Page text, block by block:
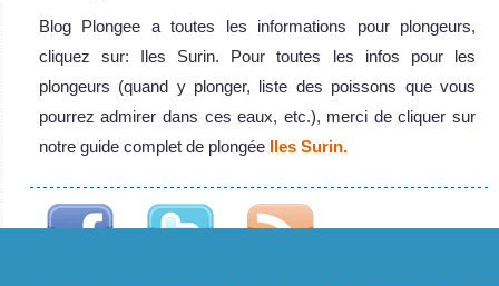
ATTENTION Le
Sea of Fantasy
1 n’est plu
le Bateau de
Blog Plongee a toutes les informations pour plongeurs,
cliquez sur: Iles Surin. Pour toutes les infos pour les
plongeurs (quand y plonger, liste des poissons que vous
pourrez admirer dans ces eaux, etc.), merci de cliquer sur
notre guide complet de plongée Iles Surin.